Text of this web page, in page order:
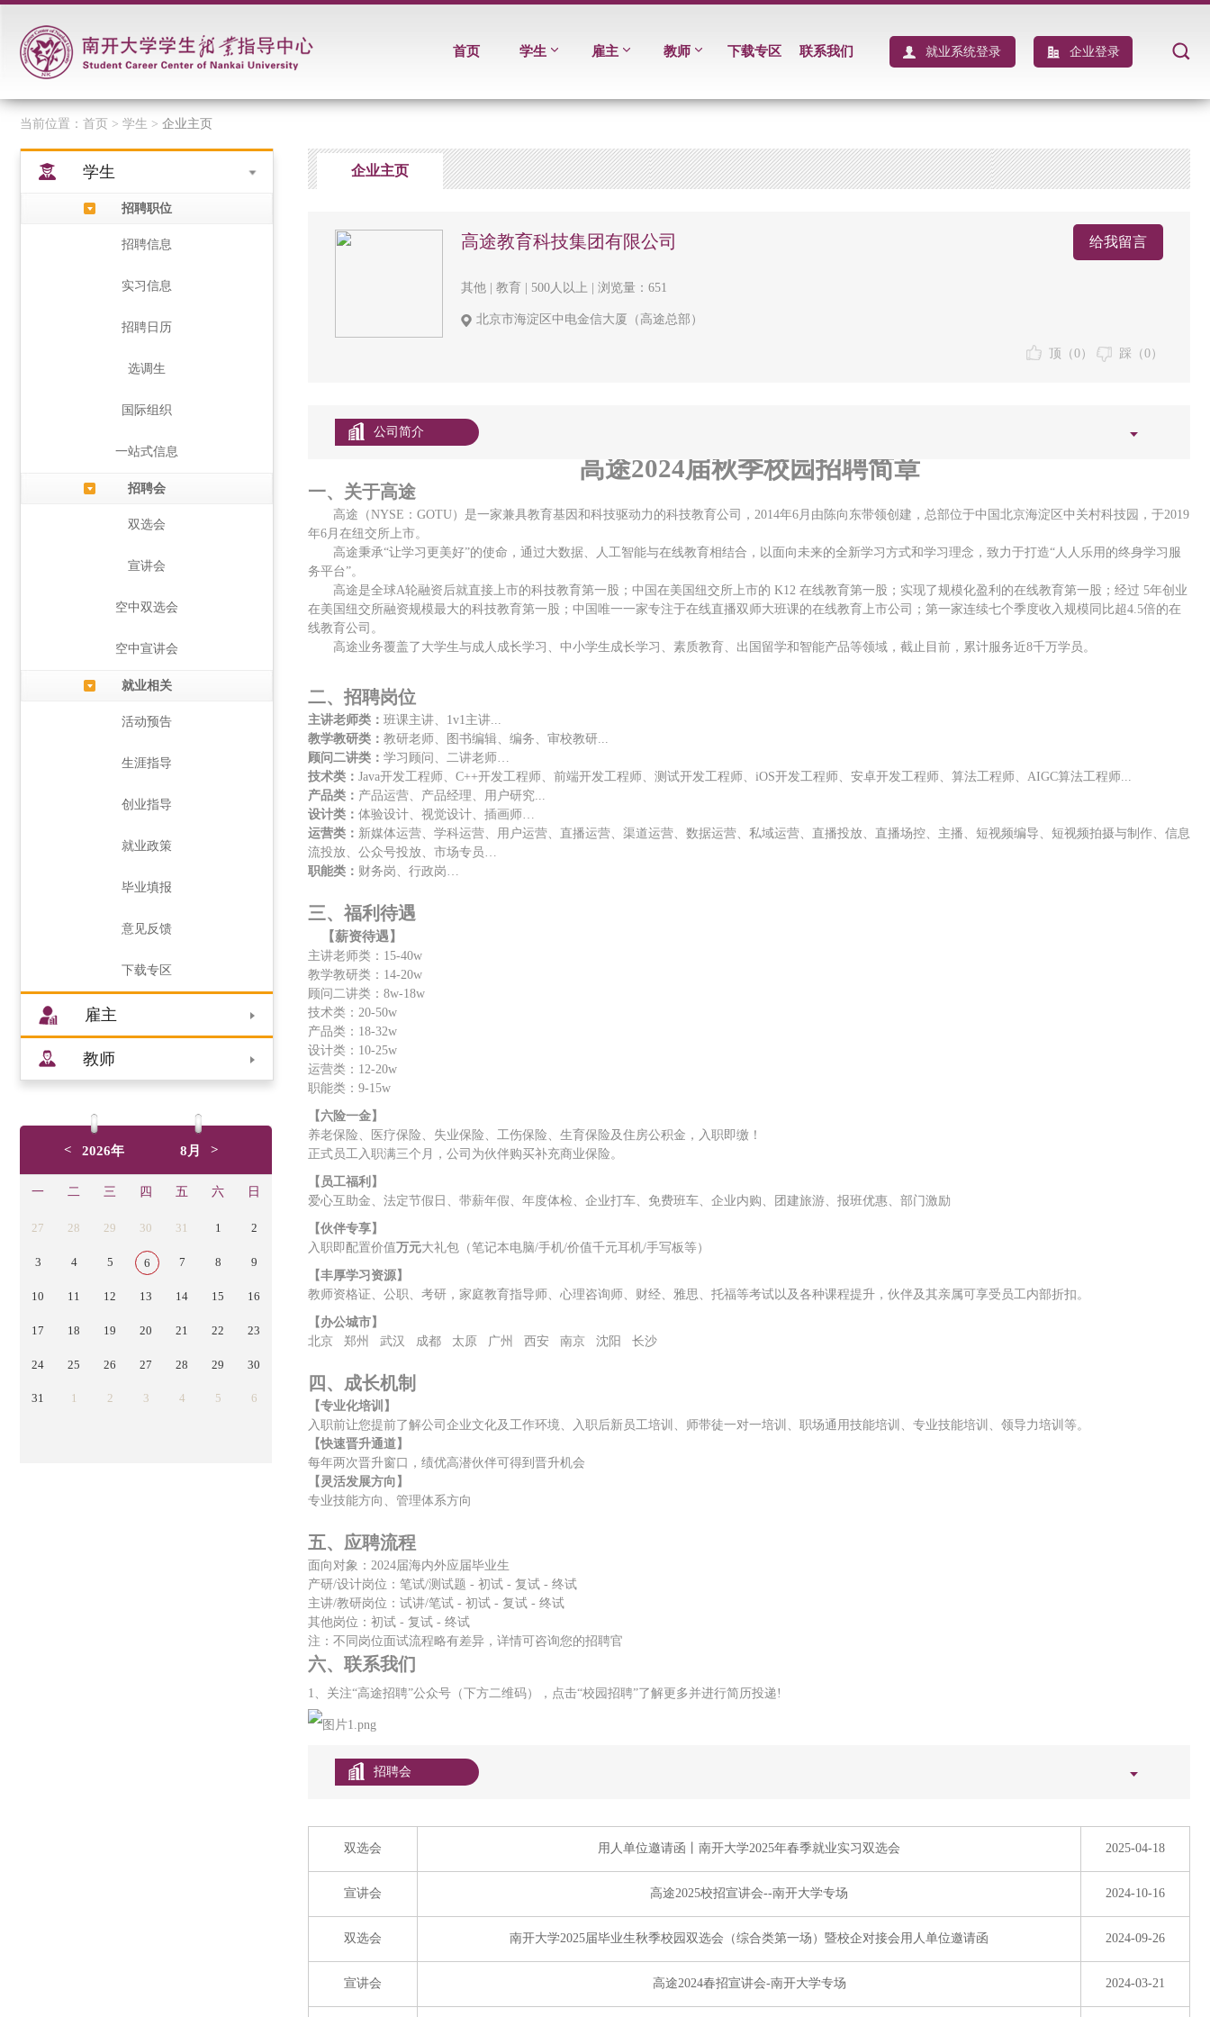
首页 学生 雇主 教师 下载专区 联系我们 就业系统登录 企业登录
当前位置： 首页 > 学生 > 企业主页
学生
招聘职位
招聘信息
实习信息
招聘日历
选调生
国际组织
一站式信息
招聘会
双选会
宣讲会
空中双选会
空中宣讲会
就业相关
活动预告
生涯指导
创业指导
就业政策
毕业填报
意见反馈
下载专区
雇主
教师
< 2026年 8月 >
一 二 三 四 五 六 日
27 28 29 30 31 1 2
3 4 5 6 7 8 9
10 11 12 13 14 15 16
17 18 19 20 21 22 23
24 25 26 27 28 29 30
31 1 2 3 4 5 6
企业主页
高途教育科技集团有限公司 给我留言
其他 | 教育 | 500人以上 | 浏览量：651
北京市海淀区中电金信大厦（高途总部）
顶（0） 踩（0）
公司简介
高途2024届秋季校园招聘简章
一、 关于高途
高途（NYSE：GOTU）是一家兼具教育基因和科技驱动力的科技教育公司，2014年6月由陈向东带领创建，总部位于中国北京海淀区中关村科技园，于2019
年6月在纽交所上市。
高途秉承“让学习更美好”的使命，通过大数据、人工智能与在线教育相结合，以面向未来的全新学习方式和学习理念，致力于打造“人人乐用的终身学习服
务平台”。
高途是全球A轮融资后就直接上市的科技教育第一股；中国在美国纽交所上市的 K12 在线教育第一股；实现了规模化盈利的在线教育第一股；经过 5年创业
在美国纽交所融资规模最大的科技教育第一股；中国唯一一家专注于在线直播双师大班课的在线教育上市公司；第一家连续七个季度收入规模同比超4.5倍的在
线教育公司。
高途业务覆盖了大学生与成人成长学习、中小学生成长学习、素质教育、出国留学和智能产品等领域，截止目前，累计服务近8千万学员。
二、招聘岗位
主讲老师类 ： 班课主讲、 1v1主讲...
教学教研类： 教研老师、图书编辑、编务、审校教研...
顾问二讲类： 学习顾问、二讲老师…
技术类： Java开发工程师、C++开发工程师、前端开发工程师、测试开发工程师、iOS开发工程师、安卓开发工程师、算法工程师、 AIGC算法工程师...
产品类： 产品运营、产品经理 、 用户研究...
设计类： 体验设计、视觉设计、插画师…
运营类： 新媒体运营、学科运营、用户运营、直播运营、渠道运营、数据运营、私域运营、直播投放、直播场控、主播、 短视频编导、短视频拍摄与制作、 信息
流投放、公众号投放、 市场专员…
职能类： 财务岗、行政岗…
三、福利待遇
【薪资待遇】
主讲老师类： 15-40w
教学教研类： 14-20w
顾问二讲类： 8w-18w
技术类： 20-50w
产品类： 18-32w
设计类： 10-25w
运营类： 12-20w
职能类： 9-15w
【六险一金】
养老保险、医疗保险、失业保险、工伤保险、生育保险及住房公积金，入职即缴！
正式员工入职满三个月，公司为伙伴购买补充商业保险。
【员工福利】
爱心互助金、法定节假日、带薪年假、年度体检、企业打车、免费班车、企业内购、团建旅游、报班优惠、部门激励
【伙伴专享】
入职即配置价值万元大礼包（笔记本电脑/手机/价值千元耳机/手写板等）
【丰厚学习资源】
教师资格证、公职、考研，家庭教育指导师、 心理咨询师、 财经、雅思、托福等考试以及各种课程提升，伙伴及其亲属可享受员工内部折扣。
【办公城市】
北京
郑州 武汉 成都 太原 广州 西安 南京 沈阳 长沙
四、成长机制
【专业化培训】
入职前让您提前了解公司企业文化及工作环境、入职后新员工培训、师带徒一对一培训、职场通用技能培训、专业技能培训、领导力培训等。
【快速晋升通道】
每年两 次晋升窗口，绩优高潜伙伴可得到晋升机会
【灵活发展方向】
专业技能方向、管理体系方向
五、应聘流程
面向对象： 2024届海内外应届毕业生
产研/设计岗位 ：笔试/测试题 - 初试 - 复试 - 终试
主讲/教研岗位：试讲/笔试 - 初试 - 复试 - 终试
其他岗位：初试 - 复试 - 终试
注：不同岗位面试流程略有差异，详情可咨询您的招聘官
六、联系我们
1、 关注“高途招聘”公众号（下方二维码），点击“校园招聘”了解更多并进行简历投递!
招聘会
双选会 用人单位邀请函丨南开大学2025年春季就业实习双选会 2025-04-18
宣讲会 高途2025校招宣讲会--南开大学专场 2024-10-16
双选会 南开大学2025届毕业生秋季校园双选会（综合类第一场）暨校企对接会用人单位邀请函 2024-09-26
宣讲会 高途2024春招宣讲会-南开大学专场 2024-03-21